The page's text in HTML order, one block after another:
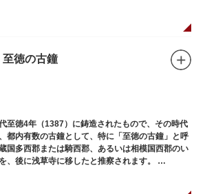
）境内にあります。
至徳の古鐘
至徳4年（1387）に鋳造されたもので、その時代
都内有数の古鐘として、特に「至徳の古鐘」と呼
国多西郡または騎西郡、あるいは相模国西郡のい
、後に浅草寺に移したと推察されます。
堂内に保管されています。絵馬堂は通常非公開と
行われる「伝法院庭園拝観と絵馬展」が開催され